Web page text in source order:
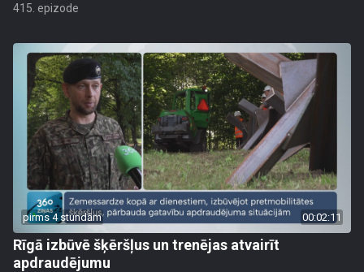
415. epizode
pirms 4 stundām 00:02:11
Rīgā izbūvē šķēršļus un trenējas atvairīt
apdraudējumu